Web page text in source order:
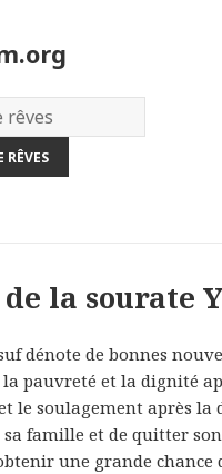
la sourate
dénote de bonnes
la pauvreté et la dignité
le soulagement après la
famille et de quitter
une grande chance